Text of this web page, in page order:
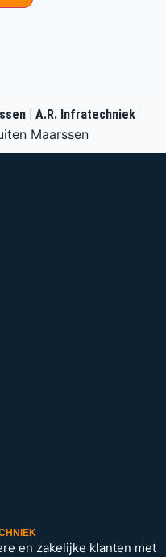
| A.R. Infratechniek
Maarssen
en zakelijke klanten met